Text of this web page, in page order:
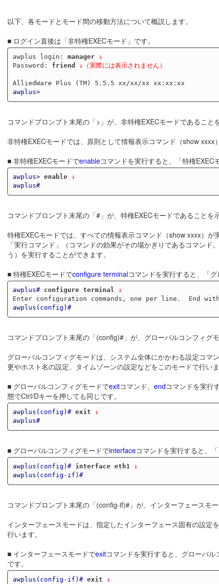
以下、各モードとモード間の移動方法について概説します。
■ ログイン直後は「非特権EXECモード」です。
awplus login: manager
↓
Password: friend ↓（実際には表示されません）
awplus>
コマンドプロンプト末尾の「>」が、非特権EXECモードであること
非特権EXECモードでは、原則として情報表示コマンド（show xxxx
■ 非特権EXECモードでenableコマンドを実行すると、「特権EXEC
awplus> enable ↓
awplus#
コマンドプロンプト末尾の「#」が、特権EXECモードであることを
特権EXECモードでは、すべての情報表示コマンド（show xxxx）
「実行コマンド」（コマンドの効果がその場かぎりであるコマン
う）を実行することができます。
■ 特権EXECモードでconfigure terminalコマンドを実行すると、「
awplus# configure terminal ↓
awplus(config)#
コマンドプロンプト末尾の「(config)#」が、グローバルコンフィグ
グローバルコンフィグモードは、システム全体にかかわる設定コ
更やホスト名の設定、タイムゾーンの設定などをこのモードで行い
■ グローバルコンフィグモードでexitコマンド、 endコマンドを実行
態でCtrl/Dキーを押しても同じです。
awplus(config)# exit ↓
awplus#
■ グローバルコンフィグモードでinterfaceコマンドを実行すると、
awplus(config)# interface eth1 ↓
awplus(config-if)#
コマンドプロンプト末尾の「(config-if)#」が、インターフェースモ
インターフェースモードは、指定したインターフェース固有の設
行います。
■ インターフェースモードでexitコマンドを実行すると、グローバ
です。
awplus(config-if)# exit ↓